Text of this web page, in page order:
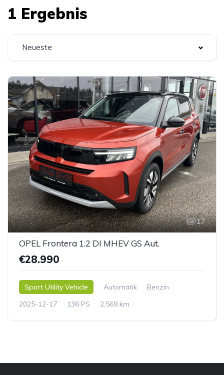
1 Ergebnis
Neueste
17
OPEL Frontera 1.2 DI MHEV GS Aut.
€28.990
Sport Utility Vehicle Automatik
Benzin
2025-12-17
136 PS 2.569 km